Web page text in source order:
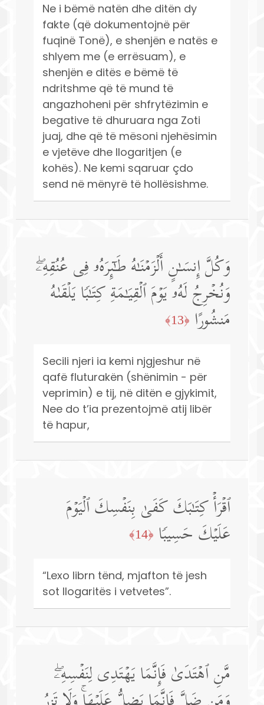
Ne i bëmë natën dhe ditën dy
fakte (që dokumentojnë për
fuqinë Tonë), e shenjën e natës e
shlyem me (e errësuam), e
shenjën e ditës e bëmë të
ndritshme që të mund të
angazhoheni për shfrytëzimin e
begative të dhuruara nga Zoti
juaj, dhe që të mësoni njehësimin
e vjetëve dhe llogaritjen (e
kohës). Ne kemi sqaruar çdo
send në mënyrë të hollësishme.
وَكُلَّ إِنسَـٰنٍ أَلۡزَمۡنَـٰهُ طَـٰۤىِٕرَهُۥ فِی عُنُقِهِۦۖ
وَنُخۡرِجُ لَهُۥ یَوۡمَ ٱلۡقِیَـٰمَةِ كِتَـٰبࣰا یَلۡقَىٰهُ
مَنشُورًا ﴿13﴾
Secili njeri ia kemi njgjeshur në
qafë fluturakën (shënimin - për
veprimin) e tij, në ditën e gjykimit,
Nee do t’ia prezentojmë atij libër
të hapur,
ٱقۡرَأۡ كِتَـٰبَكَ كَفَىٰ بِنَفۡسِكَ ٱلۡیَوۡمَ
عَلَیۡكَ حَسِیبࣰا ﴿14﴾
“Lexo librn tënd, mjafton të jesh
sot llogaritës i vetvetes”.
مَّنِ ٱهۡتَدَىٰ فَإِنَّمَا یَهۡتَدِی لِنَفۡسِهِۦۖ